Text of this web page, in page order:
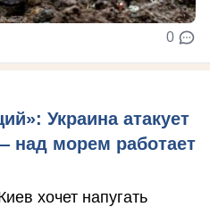
0
Украина атакует
морем работает
хочет напугать